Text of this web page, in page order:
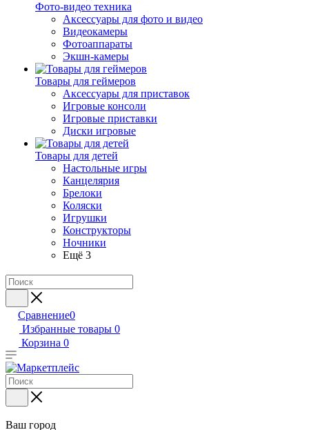
Фото-видео техника
Аксессуары для фото и видео
Видеокамеры
Фотоаппараты
Экшн-камеры
Товары для геймеров
Аксессуары для приставок
Игровые консоли
Игровые приставки
Диски игровые
Товары для детей
Настольные игры
Канцелярия
Брелоки
Коляски
Игрушки
Конструкторы
Ночники
Ещё 3
Сравнение0
Избранные товары 0
Корзина 0
Ваш город